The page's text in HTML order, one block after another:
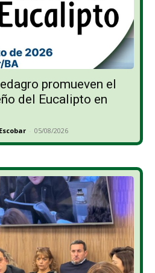
promueven el
del Eucalipto en
- 05/08/2026